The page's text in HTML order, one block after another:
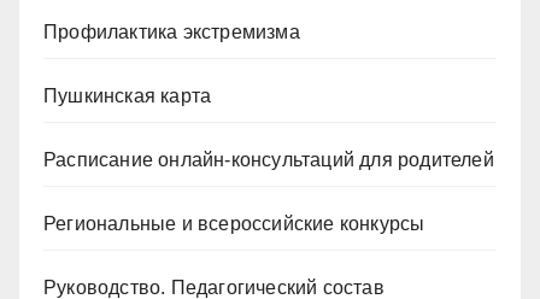
Профилактика экстремизма
Пушкинская карта
Расписание онлайн-консультаций для родителей
Региональные и всероссийские конкурсы
Руководство. Педагогический состав